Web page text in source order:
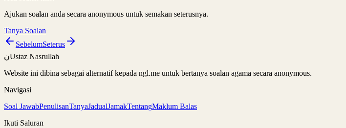
Ajukan soalan anda secara anonymous untuk semakan seterusnya.
Tanya Soalan
SebelumSeterus
نUstaz Nasrullah
Website ini dibina sebagai alternatif kepada ngl.me untuk bertanya soalan agama secara anonymous.
Navigasi
Soal JawabPenulisanTanyaJadualJamakTentangMaklum Balas
Ikuti Saluran